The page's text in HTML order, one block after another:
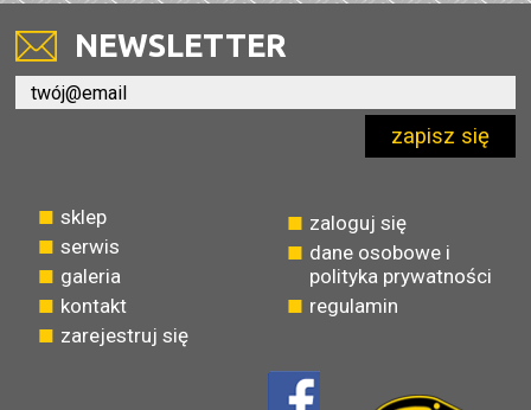
NEWSLETTER
zapisz się
sklep
serwis
galeria
kontakt
zarejestruj się
zaloguj się
dane osobowe i
polityka prywatności
regulamin